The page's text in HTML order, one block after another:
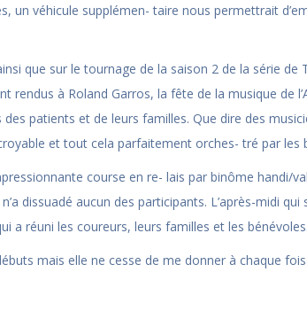
un véhicule supplémen- taire nous permettrait
que sur le tournage de la saison 2 de la série de
rendus à Roland Garros, la fête de la musique de
patients et de leurs familles. Que dire des
et tout cela parfaitement orches- tré par les
course en re- lais par binôme handi/
dissuadé aucun des participants. L’après-midi qui
a réuni les coureurs, leurs familles et les bénévoles.
mais elle ne cesse de me donner à chaque